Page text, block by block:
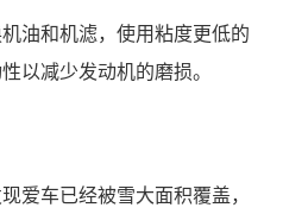
油和机滤，使用粘度更低的
以减少发动机的磨损。
爱车已经被雪大面积覆盖，